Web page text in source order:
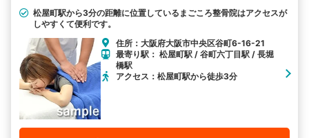
松屋町駅から3分の距離に位置しているまごころ整骨院はアクセスが
しやすくて便利です。
住所：大阪府大阪市中央区谷町6-16-21
最寄り駅： 松屋町駅 / 谷町六丁目駅 / 長堀
橋駅
アクセス：松屋町駅から徒歩3分